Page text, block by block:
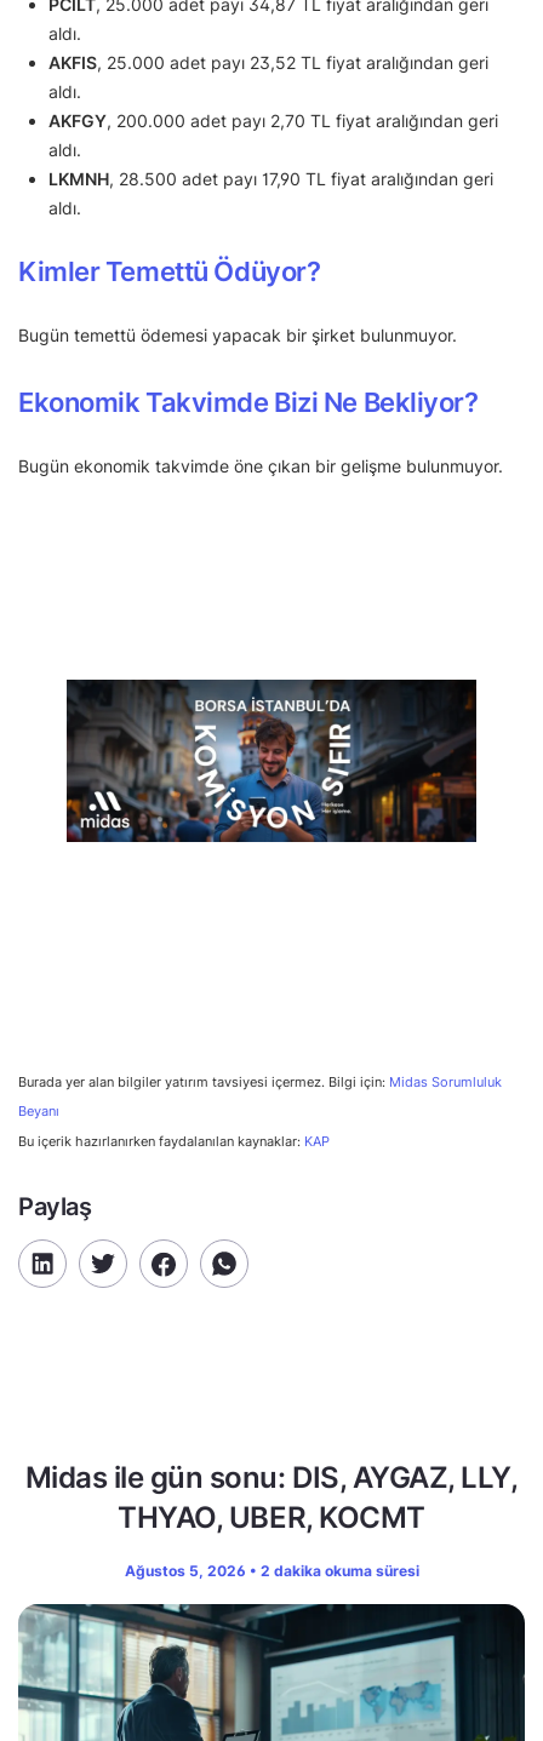
PCILT, 25.000 adet payı 34,87 TL fiyat aralığından geri
aldı.
AKFIS, 25.000 adet payı 23,52 TL fiyat aralığından geri
aldı.
AKFGY, 200.000 adet payı 2,70 TL fiyat aralığından geri
aldı.
LKMNH, 28.500 adet payı 17,90 TL fiyat aralığından geri
aldı.
Kimler Temettü Ödüyor?
Bugün temettü ödemesi yapacak bir şirket bulunmuyor.
Ekonomik Takvimde Bizi Ne Bekliyor?
Bugün ekonomik takvimde öne çıkan bir gelişme bulunmuyor.
Burada yer alan bilgiler yatırım tavsiyesi içermez. Bilgi için: Midas Sorumluluk
Beyanı
Bu içerik hazırlanırken faydalanılan kaynaklar: KAP
Paylaş
Midas ile gün sonu: DIS, AYGAZ, LLY,
THYAO, UBER, KOCMT
Ağustos 5, 2026 • 2 dakika okuma süresi